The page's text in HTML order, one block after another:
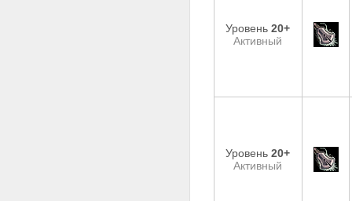
Уровень20+
Активный
Уровень20+
Активный